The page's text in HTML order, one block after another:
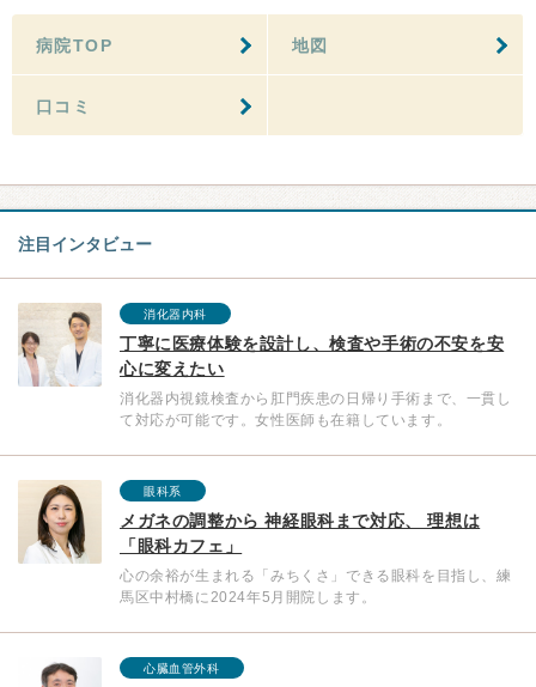
病院TOP 地図
口コミ
注目インタビュー
消化器内科
丁寧に医療体験を設計し、検査や手術の不安を安
心に変えたい
消化器内視鏡検査から肛門疾患の日帰り手術まで、一貫し
て対応が可能です。女性医師も在籍しています。
眼科系
メガネの調整から 神経眼科まで対応、 理想は
「眼科カフェ」
心の余裕が生まれる「みちくさ」できる眼科を目指し、練
馬区中村橋に2024年5月開院します。
心臓血管外科